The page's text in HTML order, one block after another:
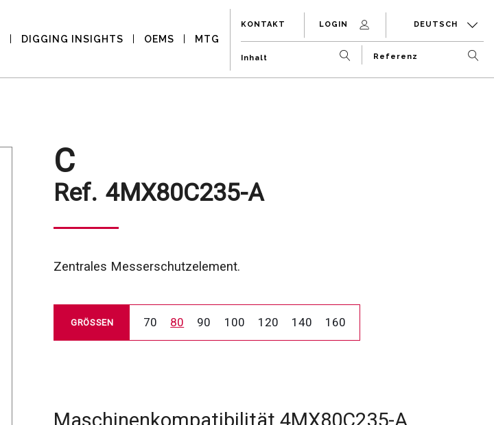
DIGGING INSIGHTS OEMS MTG
KONTAKT LOGIN DEUTSCH
C
Ref. 4MX80C235-A
Zentrales Messerschutzelement.
GRÖSSEN 70 80 90 100 120 140 160